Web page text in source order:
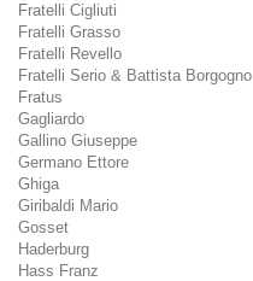
Fratelli Cigliuti
Fratelli Grasso
Fratelli Revello
Fratelli Serio & Battista Borgogno
Fratus
Gagliardo
Gallino Giuseppe
Germano Ettore
Ghiga
Giribaldi Mario
Gosset
Haderburg
Hass Franz